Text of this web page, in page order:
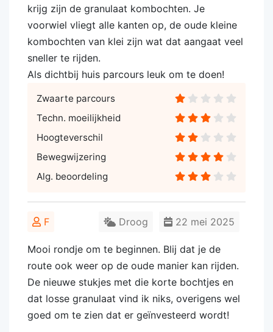
krijg zijn de granulaat kombochten. Je
voorwiel vliegt alle kanten op, de oude kleine
kombochten van klei zijn wat dat aangaat veel
sneller te rijden.
Als dichtbij huis parcours leuk om te doen!
Zwaarte parcours
Techn. moeilijkheid
Hoogteverschil
Bewegwijzering
Alg. beoordeling
F 22 mei 2025
Droog
Mooi rondje om te beginnen. Blij dat je de
route ook weer op de oude manier kan rijden.
De nieuwe stukjes met die korte bochtjes en
dat losse granulaat vind ik niks, overigens wel
goed om te zien dat er geïnvesteerd wordt!